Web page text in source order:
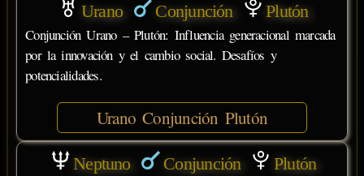
Urano Conjunción Plutón
Conjunción Urano – Plutón: Influencia generacional marcada
por la innovación y el cambio social. Desafíos y
potencialidades.
Urano Conjunción Plutón
Neptuno Conjunción Plutón